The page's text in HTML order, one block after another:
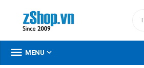
 MENU 